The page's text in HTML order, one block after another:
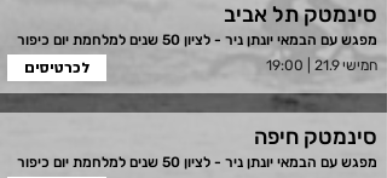
סינמטק תל אביב
מפגש עם הבמאי יונתן ניר - לציון 50 שנים למלחמת יום כיפור
חמישי 21.9 | 19:00
לכרטיסים
סינמטק חיפה
מפגש עם הבמאי יונתן ניר - לציון 50 שנים למלחמת יום כיפור